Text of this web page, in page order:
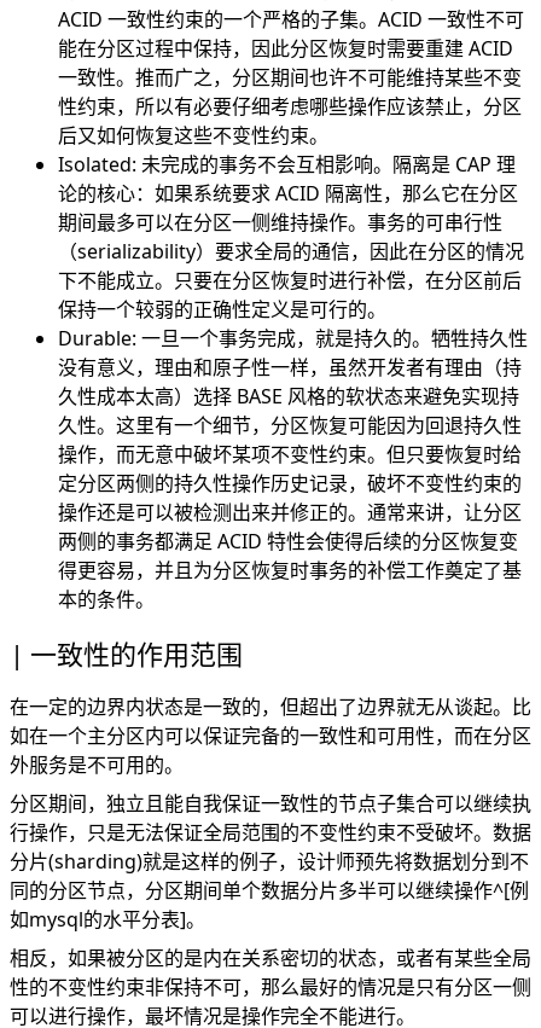
ACID 一致性约束的一个严格的子集。ACID 一致性不可
能在分区过程中保持，因此分区恢复时需要重建 ACID
一致性。推而广之，分区期间也许不可能维持某些不变
性约束，所以有必要仔细考虑哪些操作应该禁止，分区
后又如何恢复这些不变性约束。
Isolated: 未完成的事务不会互相影响。隔离是 CAP 理
论的核心：如果系统要求 ACID 隔离性，那么它在分区
期间最多可以在分区一侧维持操作。事务的可串行性
（serializability）要求全局的通信，因此在分区的情况
下不能成立。只要在分区恢复时进行补偿，在分区前后
保持一个较弱的正确性定义是可行的。
Durable: 一旦一个事务完成，就是持久的。牺牲持久性
没有意义，理由和原子性一样，虽然开发者有理由（持
久性成本太高）选择 BASE 风格的软状态来避免实现持
久性。这里有一个细节，分区恢复可能因为回退持久性
操作，而无意中破坏某项不变性约束。但只要恢复时给
定分区两侧的持久性操作历史记录，破坏不变性约束的
操作还是可以被检测出来并修正的。通常来讲，让分区
两侧的事务都满足 ACID 特性会使得后续的分区恢复变
得更容易，并且为分区恢复时事务的补偿工作奠定了基
本的条件。
一致性的作用范围
在一定的边界内状态是一致的，但超出了边界就无从谈起。比
如在一个主分区内可以保证完备的一致性和可用性，而在分区
外服务是不可用的。
分区期间，独立且能自我保证一致性的节点子集合可以继续执
行操作，只是无法保证全局范围的不变性约束不受破坏。数据
分片(sharding)就是这样的例子，设计师预先将数据划分到不
同的分区节点，分区期间单个数据分片多半可以继续操作^[例
如mysql的水平分表]。
相反，如果被分区的是内在关系密切的状态，或者有某些全局
性的不变性约束非保持不可，那么最好的情况是只有分区一侧
可以进行操作，最坏情况是操作完全不能进行。